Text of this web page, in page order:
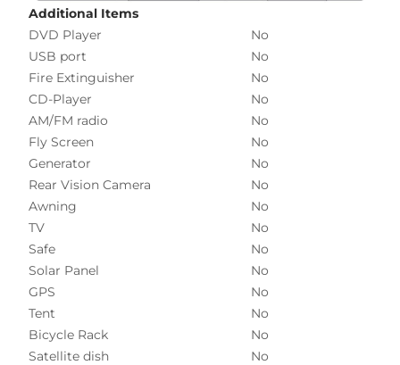
Additional Items
DVD Player
No
USB port
No
Fire Extinguisher
No
CD-Player
No
AM/FM radio
No
Fly Screen
No
Generator
No
Rear Vision Camera
No
Awning
No
TV
No
Safe
No
Solar Panel
No
GPS
No
Tent
No
Bicycle Rack
No
Satellite dish
No